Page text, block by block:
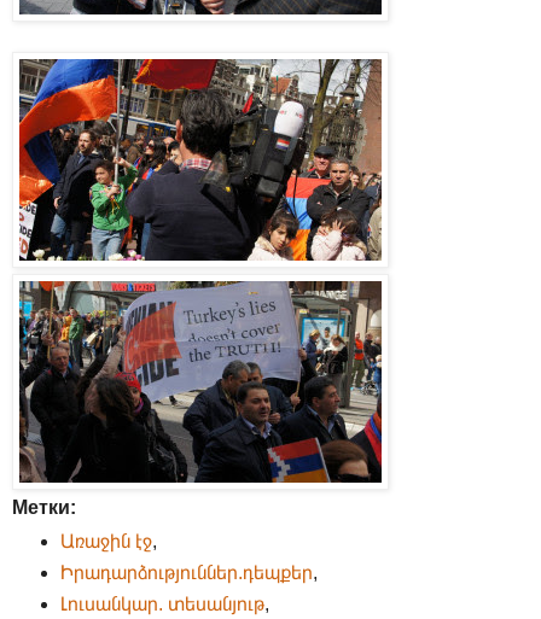
Метки:
Առաջին էջ,
Իրադարձություններ.դեպքեր,
Լուսանկար. տեսանյութ,